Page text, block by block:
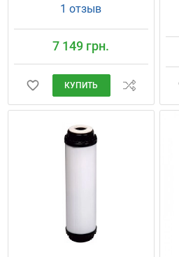
1 отзыв
7 149 грн.
КУПИТЬ